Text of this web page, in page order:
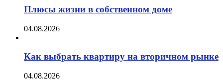
Плюсы жизни в собственном доме
04.08.2026
Как выбрать квартиру на вторичном рынке
04.08.2026